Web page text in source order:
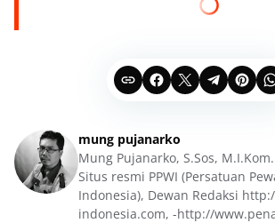
mung pujanarko
Mung Pujanarko, S.Sos,
Situs resmi PPWI (Persatuan
Indonesia), Dewan Redaksi
indonesia.com, -http://